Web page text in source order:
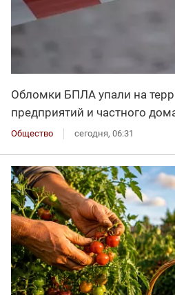
Обломки БПЛА упали на
предприятий и частного
Общество сегодня, 06:31